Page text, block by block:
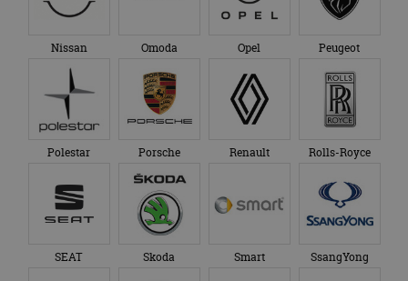
Nissan Omoda Opel Peugeot
Polestar Porsche Renault Rolls-Royce
SEAT Skoda Smart SsangYong